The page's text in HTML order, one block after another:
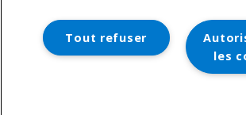
France).
ALLER SUR
les
Tout refuser